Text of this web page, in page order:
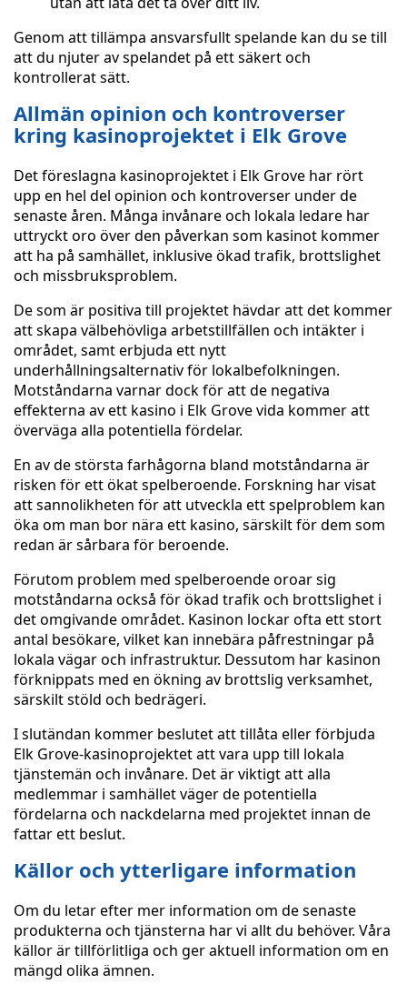
Genom att tillämpa ansvarsfullt spelande kan du se till
att du njuter av spelandet på ett säkert och
kontrollerat sätt.
Allmän opinion och kontroverser
kring kasinoprojektet i Elk Grove
Det föreslagna kasinoprojektet i Elk Grove har rört
upp en hel del opinion och kontroverser under de
senaste åren. Många invånare och lokala ledare har
uttryckt oro över den påverkan som kasinot kommer
att ha på samhället, inklusive ökad trafik, brottslighet
och missbruksproblem.
De som är positiva till projektet hävdar att det kommer
att skapa välbehövliga arbetstillfällen och intäkter i
området, samt erbjuda ett nytt
underhållningsalternativ för lokalbefolkningen.
Motståndarna varnar dock för att de negativa
effekterna av ett kasino i Elk Grove vida kommer att
överväga alla potentiella fördelar.
En av de största farhågorna bland motståndarna är
risken för ett ökat spelberoende. Forskning har visat
att sannolikheten för att utveckla ett spelproblem kan
öka om man bor nära ett kasino, särskilt för dem som
redan är sårbara för beroende.
Förutom problem med spelberoende oroar sig
motståndarna också för ökad trafik och brottslighet i
det omgivande området. Kasinon lockar ofta ett stort
antal besökare, vilket kan innebära påfrestningar på
lokala vägar och infrastruktur. Dessutom har kasinon
förknippats med en ökning av brottslig verksamhet,
särskilt stöld och bedrägeri.
I slutändan kommer beslutet att tillåta eller förbjuda
Elk Grove-kasinoprojektet att vara upp till lokala
tjänstemän och invånare. Det är viktigt att alla
medlemmar i samhället väger de potentiella
fördelarna och nackdelarna med projektet innan de
fattar ett beslut.
Källor och ytterligare information
Om du letar efter mer information om de senaste
produkterna och tjänsterna har vi allt du behöver. Våra
källor är tillförlitliga och ger aktuell information om en
mängd olika ämnen.